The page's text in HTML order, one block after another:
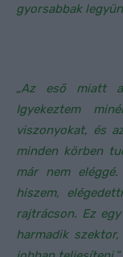
gyorsabbak
„Az eső miatt
Igyekeztem
viszonyokat, és
minden körben
már nem
hiszem,
rajtrácson. Ez
harmadik